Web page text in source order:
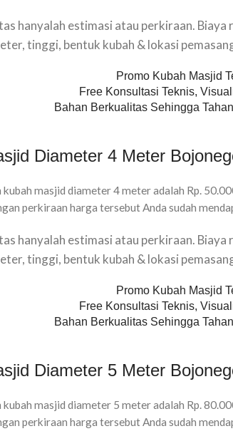
hanyalah estimasi atau perkiraan. Biaya
tinggi, bentuk kubah & lokasi
Promo Kubah Masjid
Free Konsultasi Teknis,
Bahan Berkualitas Sehingga
Diameter 4 Meter
masjid diameter 4 meter adalah Rp.
perkiraan harga tersebut Anda sudah
hanyalah estimasi atau perkiraan. Biaya
tinggi, bentuk kubah & lokasi
Promo Kubah Masjid
Free Konsultasi Teknis,
Bahan Berkualitas Sehingga
Diameter 5 Meter
masjid diameter 5 meter adalah Rp.
perkiraan harga tersebut Anda sudah